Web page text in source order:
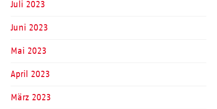
Juli 2023
Juni 2023
Mai 2023
April 2023
März 2023